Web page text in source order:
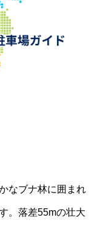
なブナ林に囲まれ
。落差55mの壮大